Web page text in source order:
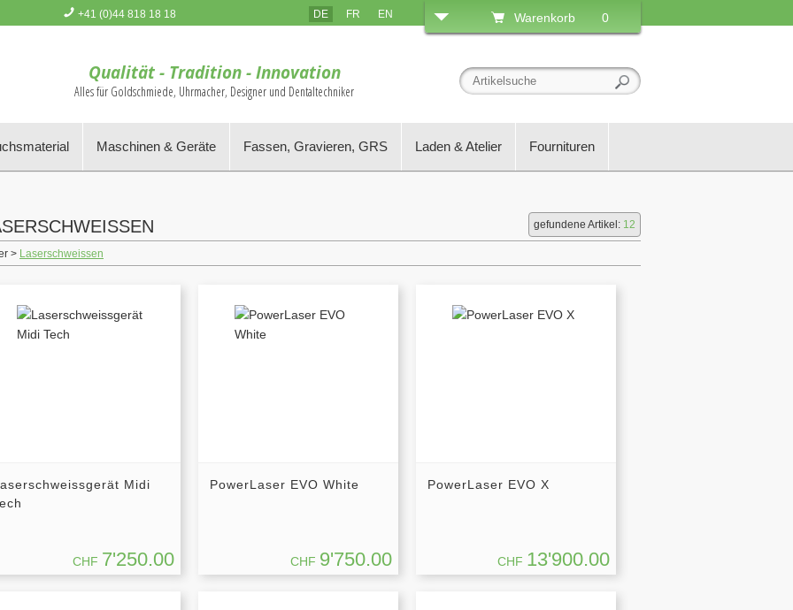
Warenkorb 0
DE FR EN
+41 (0)44 818 18 18
Qualität - Tradition - Innovation
Alles für Goldschmiede, Uhrmacher, Designer und Dentaltechniker
Maschinen & Geräte Fassen, Gravieren, GRS Laden & Atelier Fournituren
gefundene Artikel: 12
> Laserschweissen
Midi
CHF 7'250.00
PowerLaser EVO White
CHF 9'750.00
PowerLaser EVO X
CHF 13'900.00